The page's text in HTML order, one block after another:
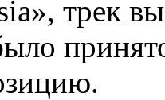
трек